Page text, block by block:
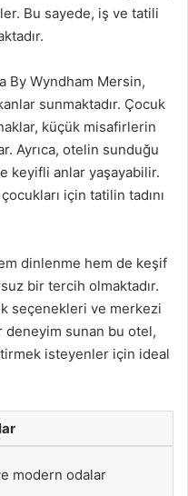
Bu sayede, iş ve tatili
By Wyndham Mersin,
sunmaktadır. Çocuk
küçük misafirlerin
Ayrıca, otelin sunduğu
keyifli anlar yaşayabilir.
için tatilin tadını
dinlenme hem de keşif
bir tercih olmaktadır.
seçenekleri ve merkezi
deneyim sunan bu otel,
isteyenler için ideal
modern odalar